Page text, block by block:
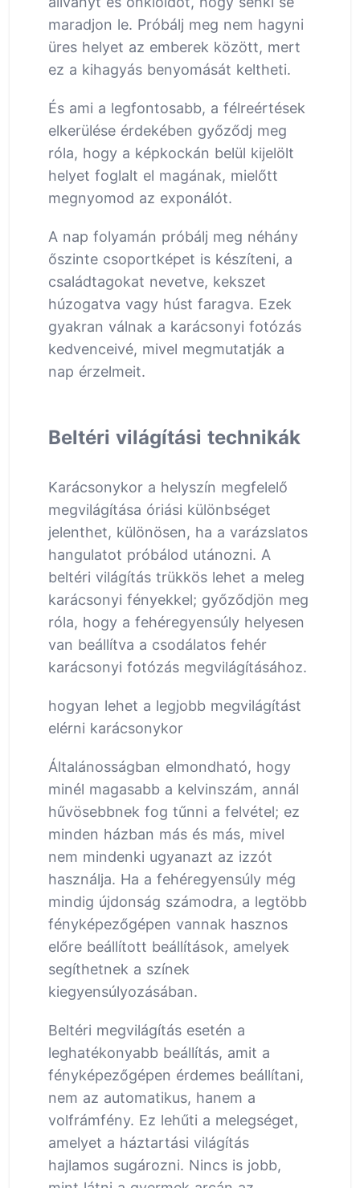
maradjon le. Próbálj meg nem hagyni
üres helyet az emberek között, mert
ez a kihagyás benyomását keltheti.
És ami a legfontosabb, a félreértések
elkerülése érdekében győződj meg
róla, hogy a képkockán belül kijelölt
helyet foglalt el magának, mielőtt
megnyomod az exponálót.
A nap folyamán próbálj meg néhány
őszinte csoportképet is készíteni, a
családtagokat nevetve, kekszet
húzogatva vagy húst faragva. Ezek
gyakran válnak a karácsonyi fotózás
kedvenceivé, mivel megmutatják a
nap érzelmeit.
Beltéri világítási technikák
Karácsonykor a helyszín megfelelő
megvilágítása óriási különbséget
jelenthet, különösen, ha a varázslatos
hangulatot próbálod utánozni. A
beltéri világítás trükkös lehet a meleg
karácsonyi fényekkel; győződjön meg
róla, hogy a fehéregyensúly helyesen
van beállítva a csodálatos fehér
karácsonyi fotózás megvilágításához.
hogyan lehet a legjobb megvilágítást
elérni karácsonykor
Általánosságban elmondható, hogy
minél magasabb a kelvinszám, annál
hűvösebbnek fog tűnni a felvétel; ez
minden házban más és más, mivel
nem mindenki ugyanazt az izzót
használja. Ha a fehéregyensúly még
mindig újdonság számodra, a legtöbb
fényképezőgépen vannak hasznos
előre beállított beállítások, amelyek
segíthetnek a színek
kiegyensúlyozásában.
Beltéri megvilágítás esetén a
leghatékonyabb beállítás, amit a
fényképezőgépen érdemes beállítani,
nem az automatikus, hanem a
volfrámfény. Ez lehűti a melegséget,
amelyet a háztartási világítás
hajlamos sugározni. Nincs is jobb,